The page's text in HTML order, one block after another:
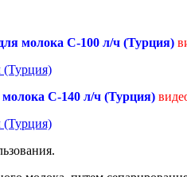
молока C-100 л/ч (Турция)
C-140 л/ч (Турция)